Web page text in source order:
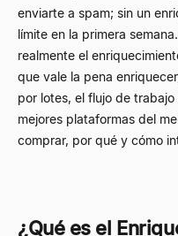
enviarte a spam; sin un
límite en la primera
realmente el
que vale la pena
por lotes, el flujo de
mejores plataformas del
comprar, por qué y cómo
¿Qué es el